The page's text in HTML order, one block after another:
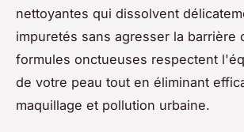
nettoyantes qui dissolvent
impuretés sans agresser la barrière
formules onctueuses respectent
de votre peau tout en éliminant
maquillage et pollution urbaine.